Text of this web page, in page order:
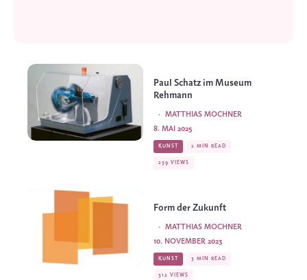
Paul Schatz im Museum
Rehmann
MATTHIAS MOCHNER
·
8. MAI 2025
KUNST 2 MIN READ
239 VIEWS
Form der Zukunft
MATTHIAS MOCHNER
·
10. NOVEMBER 2023
KUNST 3 MIN READ
312 VIEWS